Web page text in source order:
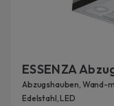
ESSENZA
Abzugshauben, Wand-
Edelstahl, LED